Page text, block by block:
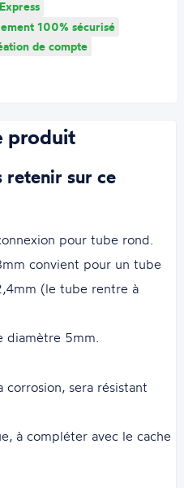
100% sécurisé
de compte
produit
retenir sur ce
pour tube rond.
convient pour un tube
(le tube rentre à
diamètre 5mm.
corrosion, sera résistant
à compléter avec le cache